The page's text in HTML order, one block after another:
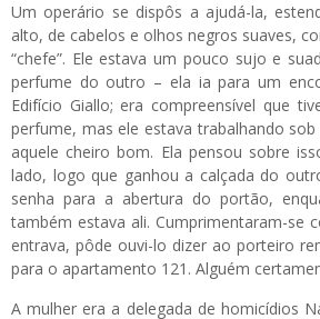
Um operário se dispôs a ajudá-la,
alto, de cabelos e olhos negros suaves,
“chefe”. Ele estava um pouco sujo e
perfume do outro – ela ia para um
Edifício Giallo; era compreensível que
perfume, mas ele estava trabalhando
aquele cheiro bom. Ela pensou sobre
lado, logo que ganhou a calçada do
senha para a abertura do portão,
também estava ali. Cumprimentaram-se
entrava, pôde ouvi-lo dizer ao porteiro
para o apartamento 121. Alguém
A mulher era a delegada de homicídios